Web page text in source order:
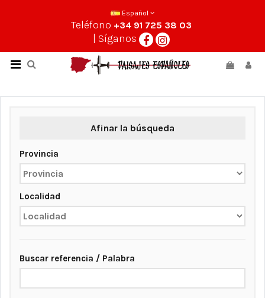
Español
Teléfono +34 91 725 38 03
| Síganos
Afinar la búsqueda
Provincia
Localidad
Buscar referencia / Palabra